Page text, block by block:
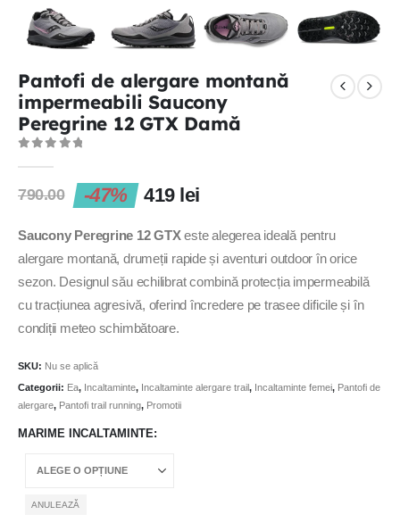
Pantofi de alergare montană
impermeabili Saucony
Peregrine 12 GTX Damă
790.00 -47% 419 lei
Saucony Peregrine 12 GTXeste alegerea ideală pentru
alergare montană, drumeții rapide și aventuri outdoor în orice
sezon. Designul său echilibrat combină protecția impermeabilă
cu tracțiunea agresivă, oferind încredere pe trasee dificile și în
condiții meteo schimbătoare.
SKU: Nu se aplică
Categorii: Ea, Incaltaminte, Incaltaminte alergare trail, Incaltaminte femei, Pantofi de
alergare, Pantofi trail running, Promotii
MARIME INCALTAMINTE
ANULEAZĂ